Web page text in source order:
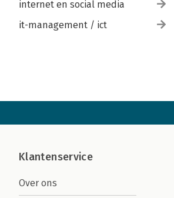
internet en social media
it-management / ict
Klantenservice
Over ons